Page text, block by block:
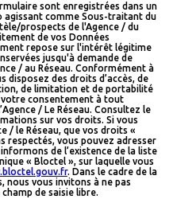
sont enregistrées dans un
comme Sous-traitant du
prospects de l'Agence / du
de vos Données
repose sur l'intérêt légitime
jusqu'à demande de
/ au Réseau. Conformément à
disposez des droits d’accès, de
de limitation et de portabilité
consentement à tout
/ Le Réseau. Consultez le
sur vos droits. Si vous
/ le Réseau, que vos droits «
respectés, vous pouvez adresser
de l’existence de la liste
« Bloctel », sur laquelle vous
. Dans le cadre de la
nous vous invitons à ne pas
de saisie libre.